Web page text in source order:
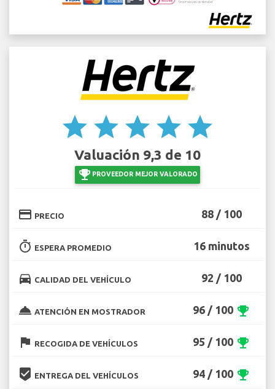
star star star star star
Valuación 9,3 de 10
emoji_events PROVEEDOR MEJOR VALORADO
credit_card PRECIO 88 / 100
timer ESPERA PROMEDIO 16 minutos
directions_car CALIDAD DEL VEHÍCULO 92 / 100
room_service ATENCIÓN EN MOSTRADOR 96 / 100 emoji_events
flag RECOGIDA DE VEHÍCULOS 95 / 100 emoji_events
beenhere ENTREGA DEL VEHÍCULOS 94 / 100 emoji_events